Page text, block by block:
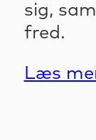
sig,
fred.
Læs